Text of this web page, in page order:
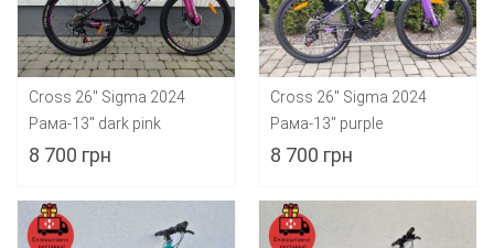
Cross 26" Sigma 2024
Рама-13" dark pink
8 700 грн
Cross 26" Sigma 2024
Рама-13" purple
8 700 грн